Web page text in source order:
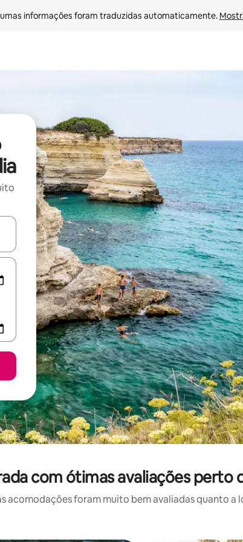
informações foram traduzidas automaticamente.
os usando as seta para cima e para baixo do teclado ou
com ótimas avaliações perto
acomodações foram muito bem avaliadas quanto a